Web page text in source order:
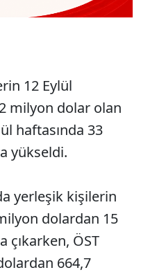
12 Eylül
milyon dolar olan
haftasında 33
yükseldi.
yerleşik kişilerin
dolardan 15
çıkarken, ÖST
664,7